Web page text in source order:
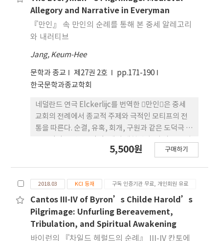
변인에 대 해 경험적으로 확인이고 순례명상의 의미
에 대해서 고찰하였다는데 그 의의 가 있다. 주제어:
순례명상자, 참여 특성, 영성적 웨빙, 삶의질, 회복경
험.
은 자신 들이 겪고 있는 어려움을 『천로역정』의 주
인공 크리스천이 이겨냈던 상황에 빗 대고, 각 주인공
들이 극복해야 할 어려움을 『천로역정』에서 따오
이 올컷은 작품 속 소녀들이 겪는 고난을 성별 구분 없
이 기독교인이라면 누구나 극복해야 할 어려움으로
상정함으로써 이 작품이 소녀들의 성장기일 뿐만 아
니라 보편적 기독교인의 성장 이야기로 만들어 시대
를 초원하여 우리에게 여전히 감동을 전해주고 있다.
Allegory and Narrative in Everyman
『만인』 속 만인의 순례를 통해 본 중세 알레고리
와 내러티브
Jang, Keum-Hee
문학과 종교 제27권 2호
pp.171-190
한국문학과종교학회
네덜란드 연극 Elckerlijc를 번역한 􋺷만인􋺸은 중세
교회의 전례에서 종교적 주제와 극적인 모티프의 전
통을 따른다. 순결, 유혹, 회개, 구원과 같은 도덕극 의
례전을 중심으로 한 가 톨릭의 가르침을 극화하고, 성
공유한다. 􋺷만인􋺸은 은 혜를 의지하고 은혜의 상태에
서 선행을 함으로써 죽음의 순간에 세상의 죄가 없는
한 영혼은 구원받을 수 있다고 가르친다. 본고는 연극
적 취지와 관련하여 당대의 종교적 사상의 범주를 간
략히 살펴보고, 작품이 그 시대의 종교적 담론 을 어떻
5,500원 구매하기
2018.03 KCI 등재 구독 인증기관 무료, 개인회원 유료
Cantos III-IV of Byron’s Childe Harold’s
Pilgrimage: Unfurling Bereavement,
Tribulation, and Spiritual Awakening
바이런의 『차일드 헤럴드의 순례』 III-IV 칸토에